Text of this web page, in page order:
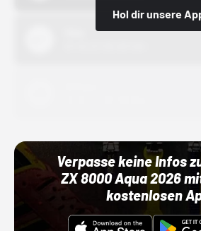
Hol dir unsere
Verpasse keine Infos
ZX 8000 Aqua 2026
kostenlosen